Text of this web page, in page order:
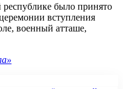
было принято
вступления
военный атташе,